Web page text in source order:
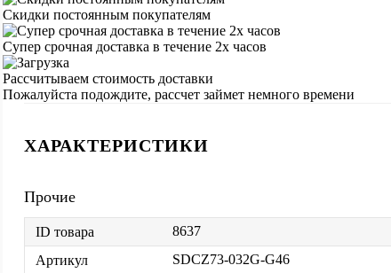
Скидки постоянным покупателям
Супер срочная доставка в течение 2х часов
Рассчитываем стоимость доставки
Пожалуйста подождите, рассчет займет немного времени
ХАРАКТЕРИСТИКИ
Прочие
ID товара
8637
Артикул
SDCZ73-032G-G46